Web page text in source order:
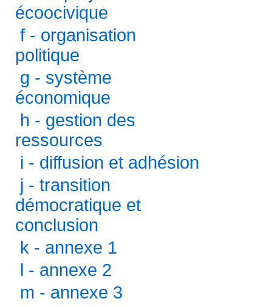
écoocivique
f - organisation
politique
g - système
économique
h - gestion des
ressources
i - diffusion et adhésion
j - transition
démocratique et
conclusion
k - annexe 1
l - annexe 2
m - annexe 3